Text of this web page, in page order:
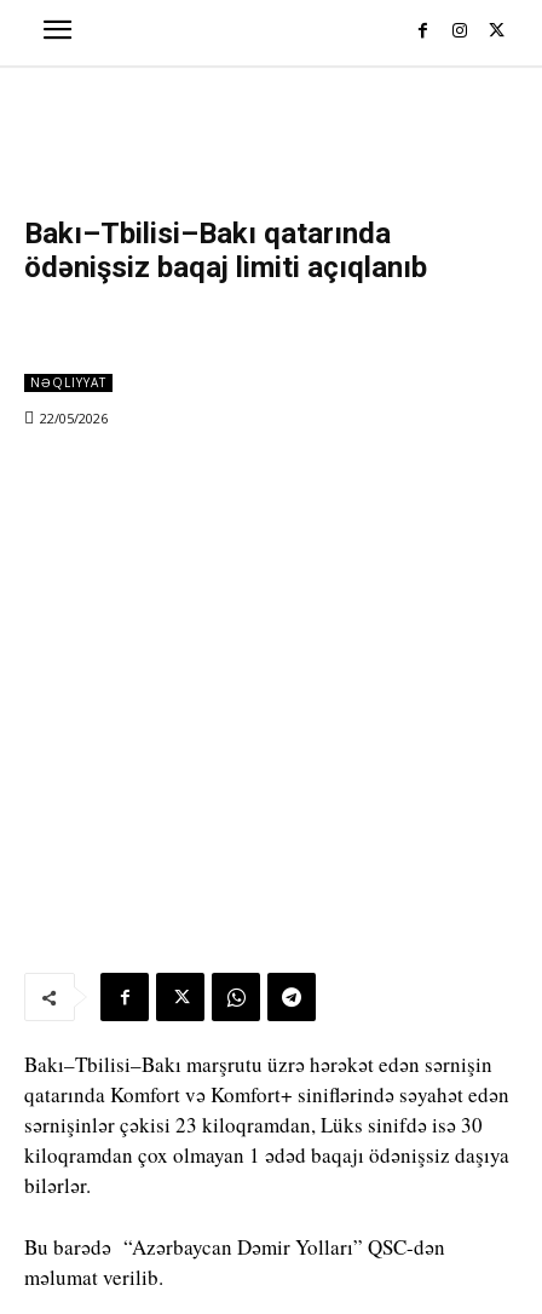
Bakı–Tbilisi–Bakı qatarında
ödənişsiz baqaj limiti açıqlanıb
NƏQLIYYAT
22/05/2026
Bakı–Tbilisi–Bakı marşrutu üzrə hərəkət edən sərnişin
qatarında Komfort və Komfort+ siniflərində səyahət edən
sərnişinlər çəkisi 23 kiloqramdan, Lüks sinifdə isə 30
kiloqramdan çox olmayan 1 ədəd baqajı ödənişsiz daşıya
bilərlər.
Bu barədə “Azərbaycan Dəmir Yolları” QSC-dən
məlumat verilib.